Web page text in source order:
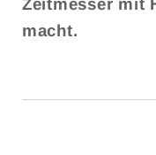
macht.